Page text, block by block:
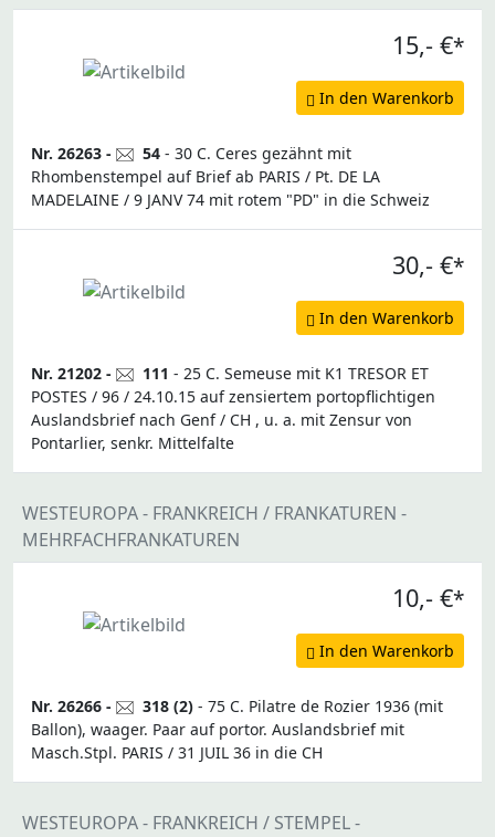
15,- €*
In den Warenkorb
Nr. 26263 - 54 - 30 C. Ceres gezähnt mit
Rhombenstempel auf Brief ab PARIS / Pt. DE LA
MADELAINE / 9 JANV 74 mit rotem "PD" in die Schweiz
30,- €*
In den Warenkorb
Nr. 21202 - 111 - 25 C. Semeuse mit K1 TRESOR ET
POSTES / 96 / 24.10.15 auf zensiertem portopflichtigen
Auslandsbrief nach Genf / CH , u. a. mit Zensur von
Pontarlier, senkr. Mittelfalte
WESTEUROPA - FRANKREICH / FRANKATUREN -
MEHRFACHFRANKATUREN
10,- €*
In den Warenkorb
Nr. 26266 - 318 (2) - 75 C. Pilatre de Rozier 1936 (mit
Ballon), waager. Paar auf portor. Auslandsbrief mit
Masch.Stpl. PARIS / 31 JUIL 36 in die CH
WESTEUROPA - FRANKREICH / STEMPEL -